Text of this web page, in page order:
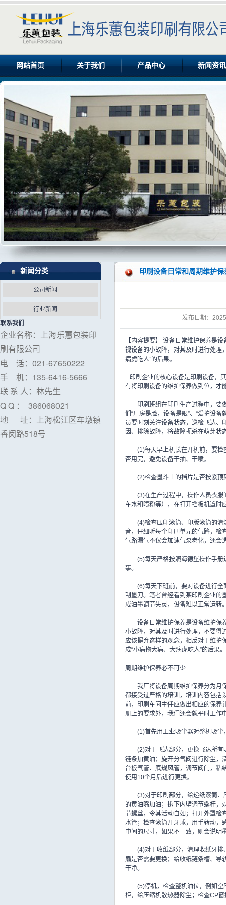
网站首页 关于我们
设备展示
资质认证
最新招聘信息
产品中心
瓦楞包装
手提袋
企业样本宣传画册
酒盒
彩盒包装印刷
彩盒包装盒
印刷厂
UV印刷包装盒
新闻资讯
行业新闻
新闻分类
公司新闻
行业新闻
联系我们
企业名称：上海乐蕙包装印
刷有限公司
电 话：021-67650222
手 机：135-6416-5666
联 系 人：林先生
Q Q ： 386068021
地 址：上海松江区车墩镇
香闵路518号
印刷设备日常和周期维护保
发布日期：
【内容提要】 设备日常维护保养是
视设备的小故障，对其及时进行处理
病虎吃人”的后果。
印刷企业的核心设备是印刷设备，
有将印刷设备的维护保养做到位，才
印刷班组在印刷生产过程中，要做
们“厂房是脸，设备是眼”、“爱护设
员要时刻关注设备状态，巡检飞达、
因、排除故障，将故障扼杀在萌芽状
(1)每天早上机长在开机前，要检
否用完，避免设备干抽、干喷。
(2)检查墨斗上的挡片是否按紧顶
(3)在生产过程中，操作人员衣服
车水和喷粉等），在打开挡板机罩时
(4)检查压印滚筒、印版滚筒的清
音，仔细听每个印刷单元的气路，检
气路漏气不仅会加速气泵老化，还会
(5)每天严格按照海德堡操作手册
事。
(6)每天下班前，要对设备进行全
刮墨刀。笔者曾经看到某印刷企业的
成油墨调节失灵，设备难以正常运转
设备日常维护保养是设备维护保养
小故障，对其及时进行处理，不要得
应该摒弃这样的观念，相反对于维护
成“小病拖大病、大病虎吃人”的后果。
周期维护保养必不可少
我厂将设备周期维护保养分为月保
都接受过严格的培训，培训内容包括
前，印刷车间主任应做出相应的保养
册上的要求外，我们还会就平时工作
(1)首先用工业吸尘器对整机吸尘
(2)对于飞达部分，更换飞达所有
链条加黄油；旋开分气阀进行除尘，
台板气管、底规风管，调节阀门，粘
使用10个月后进行更换。
(3)对于印刷部分，给递纸滚筒、
的黄油嘴加油；拆下内壁调节螺杆，
节螺丝，令其活动自如；打开外罩检
水管；检查滚筒开牙球，用手转动，
中间的尺寸，如果不一致，则会说明
(4)对于收纸部分，清理收纸牙排
扇是否需要更换；给收纸链条槽、导
干净。
(5)停机，检查整机油位，例如空
柜，给压缩机散热器除尘；检查CP